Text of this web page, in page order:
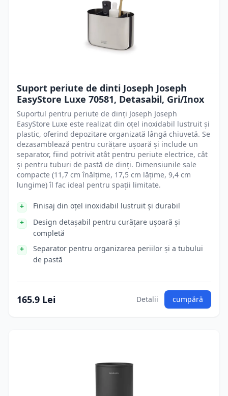
Suport periute de dinti Joseph Joseph
EasyStore Luxe 70581, Detasabil, Gri/Inox
Suportul pentru periute de dinți Joseph Joseph
EasyStore Luxe este realizat din oțel inoxidabil lustruit și
plastic, oferind depozitare organizată lângă chiuvetă. Se
dezasamblează pentru curățare ușoară și include un
separator, fiind potrivit atât pentru periute electrice, cât
și pentru tuburi de pastă de dinți. Dimensiunile sale
compacte (11,7 cm înălțime, 17,5 cm lățime, 9,4 cm
lungime) îl fac ideal pentru spații limitate.
Finisaj din oțel inoxidabil lustruit și durabil
Design detașabil pentru curățare ușoară și
completă
Separator pentru organizarea periilor și a tubului
de pastă
165.9 Lei Detalii cumpără